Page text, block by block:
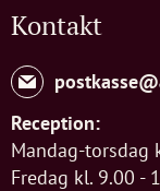
Kontakt
Reception:
Mandag-torsdag
Fredag kl. 9.00 -